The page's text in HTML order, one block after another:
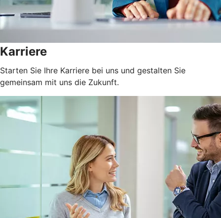
Karriere
Starten Sie Ihre Karriere bei uns und gestalten Sie
gemeinsam mit uns die Zukunft.